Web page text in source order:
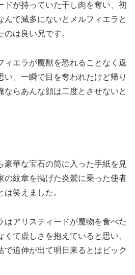
ドが持っていた干し肉を奪い、初
んて滅多にないとメルフィエラと
は良い兄です。
ィエラが魔獣を恐れることなく返
い、一瞬で目を奪われたけど帰り
ならあんな顔は二度とさせないと
豪華な宝石の筒に入った手紙を見
の紋章を掲げた炎鷲に乗った使者
笑えました。
はアリスティードが魔物を食べた
て虚しさを抱えていると思い、
で追伸が出て明日来るとはビック